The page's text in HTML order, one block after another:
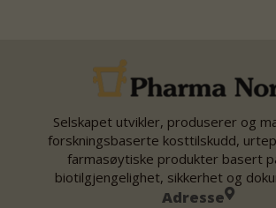
Selskapet utvikler, produserer og
forskningsbaserte kosttilskudd,
farmasøytiske produkter basert
biotilgjengelighet, sikkerhet og
Adresse